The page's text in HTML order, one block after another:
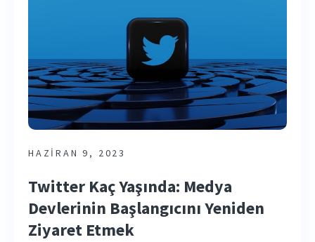
HAZIRAN 9, 2023
Twitter Kaç Yaşında: Medya
Devlerinin Başlangıcını Yeniden
Ziyaret Etmek